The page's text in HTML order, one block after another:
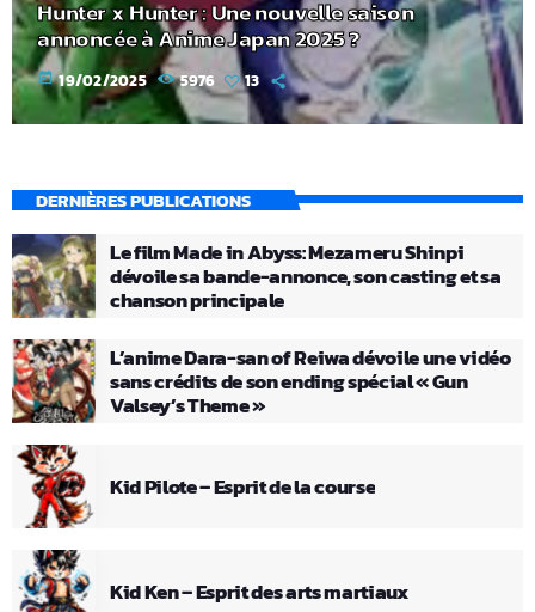
Hunter x Hunter : Une nouvelle saison
annoncée à Anime Japan 2025 ?
today 19/02/2025 5976 13
DERNIÈRES PUBLICATIONS
Le film Made in Abyss: Mezameru Shinpi
dévoile sa bande-annonce, son casting et sa
chanson principale
L’anime Dara-san of Reiwa dévoile une vidéo
sans crédits de son ending spécial « Gun
Valsey’s Theme »
Kid Pilote – Esprit de la course
Kid Ken – Esprit des arts martiaux